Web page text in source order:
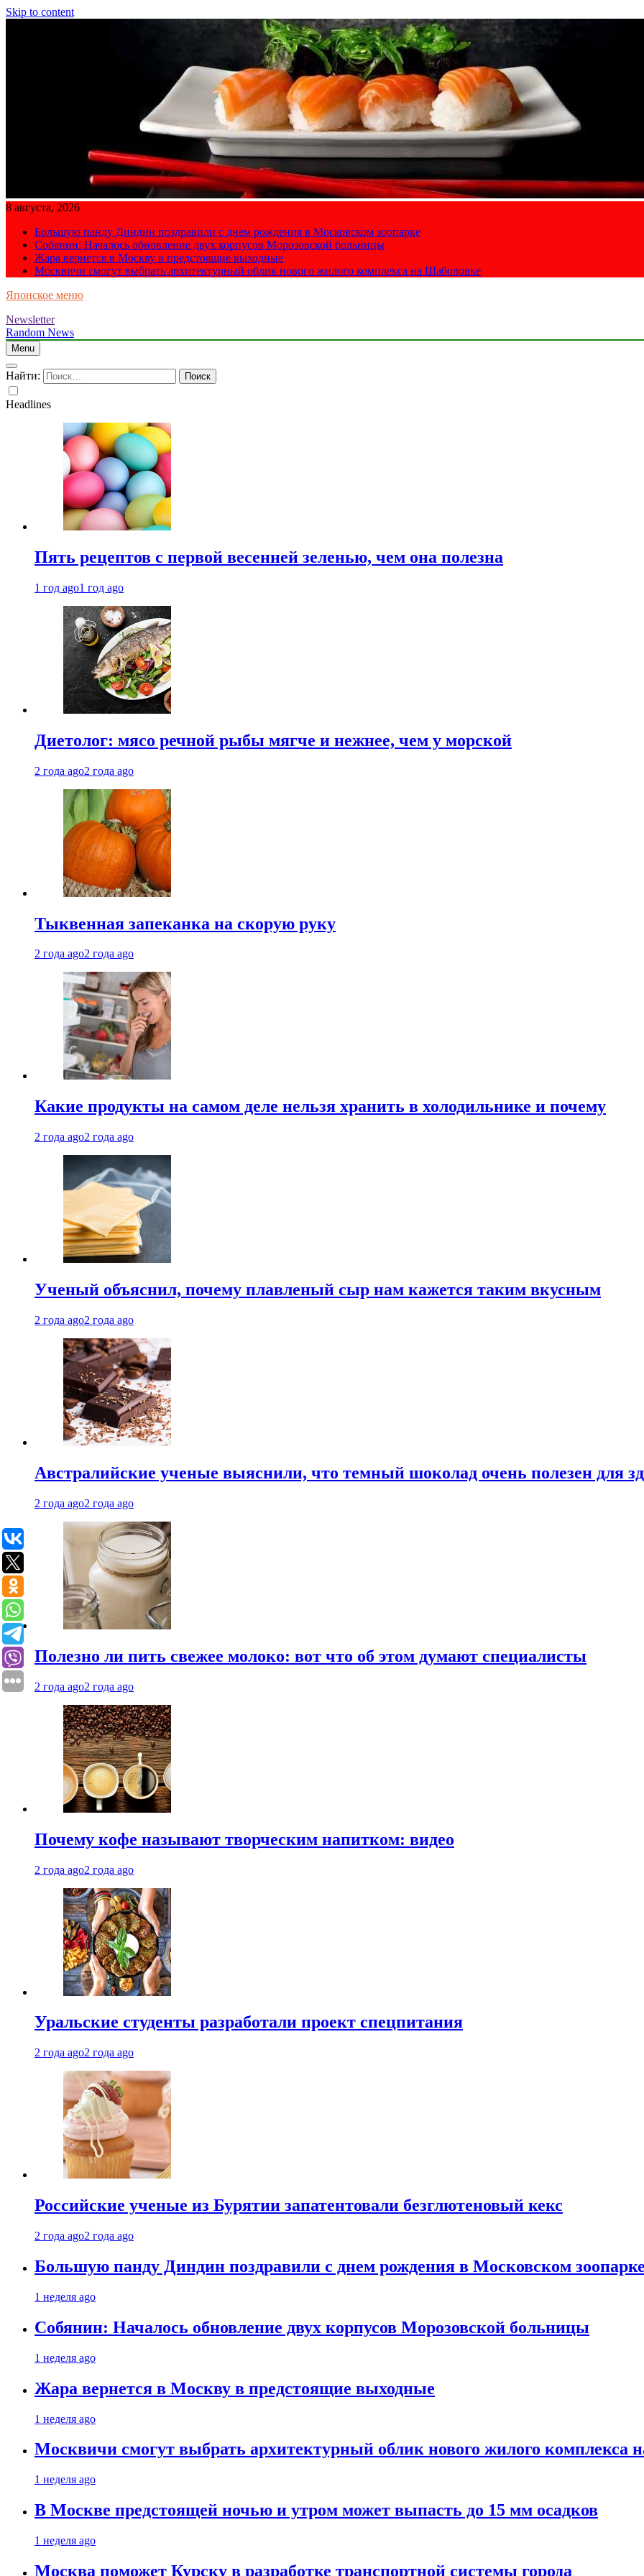
Skip to content
8 августа, 2026
Большую панду Диндин поздравили с днем рождения в Московском зоопарке
Собянин: Началось обновление двух корпусов Морозовской больницы
Жара вернется в Москву в предстоящие выходные
Москвичи смогут выбрать архитектурный облик нового жилого комплекса на Шаболовке
Японское меню
Newsletter
Random News
Menu
Найти:
Headlines
Пять рецептов с первой весенней зеленью, чем она полезна
1 год ago1 год ago
Диетолог: мясо речной рыбы мягче и нежнее, чем у морской
2 года ago2 года ago
Тыквенная запеканка на скорую руку
2 года ago2 года ago
Какие продукты на самом деле нельзя хранить в холодильнике и почему
2 года ago2 года ago
Ученый объяснил, почему плавленый сыр нам кажется таким вкусным
2 года ago2 года ago
Австралийские ученые выяснили, что темный шоколад очень полезен для
2 года ago2 года ago
Полезно ли пить свежее молоко: вот что об этом думают специалисты
2 года ago2 года ago
Почему кофе называют творческим напитком: видео
2 года ago2 года ago
Уральские студенты разработали проект спецпитания
2 года ago2 года ago
Российские ученые из Бурятии запатентовали безглютеновый кекс
2 года ago2 года ago
Большую панду Диндин поздравили с днем рождения в Московском зоопарке
1 неделя ago
Собянин: Началось обновление двух корпусов Морозовской больницы
1 неделя ago
Жара вернется в Москву в предстоящие выходные
1 неделя ago
Москвичи смогут выбрать архитектурный облик нового жилого комплекса
1 неделя ago
В Москве предстоящей ночью и утром может выпасть до 15 мм осадков
1 неделя ago
Москва поможет Курску в разработке транспортной системы города